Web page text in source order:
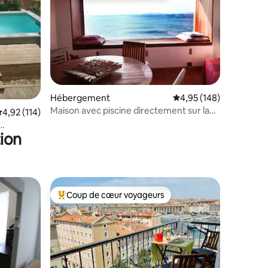
: 4,94 sur 5
moyenne sur la base de 114 commentaires : 4,92 sur 5
4,92 (114)
Hébergement Évaluation moyenne
4,95 (148)
Maison avec piscine directement sur la
Coups de cœur voyageurs les plus appréciés
Coup de cœur voyageurs